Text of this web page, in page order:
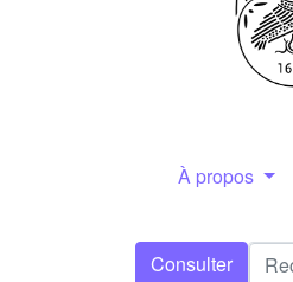
À propos
Consulter